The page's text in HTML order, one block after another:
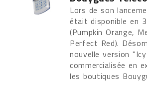
Lors de son
était disponible en
(Pumpkin Orange,
Perfect Red).
nouvelle version
commercialisée en
les boutiques